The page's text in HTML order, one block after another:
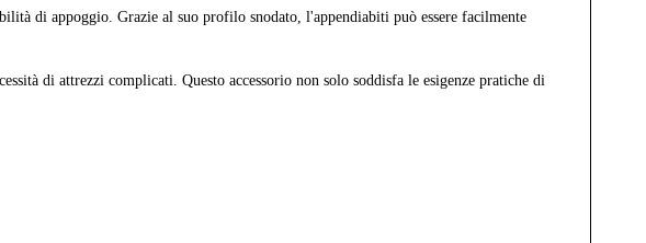
di appoggio. Grazie al suo profilo snodato, l'appendiabiti può essere facilmente
di attrezzi complicati. Questo accessorio non solo soddisfa le esigenze pratiche di